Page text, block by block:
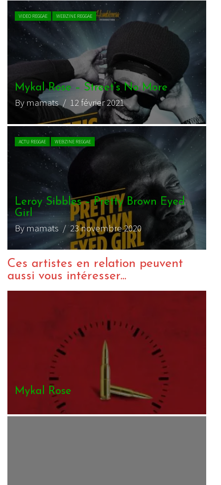
VIDEO REGGAE WEBZINE REGGAE
Mykal Rose – Street’s No More
By mamats/ 12 février 2021
ACTU REGGAE WEBZINE REGGAE
Leroy Sibbles – Pretty Brown Eyed
Girl
By mamats / 23 novembre 2020
Ces artistes en relation peuvent
aussi vous intéresser...
Mykal Rose